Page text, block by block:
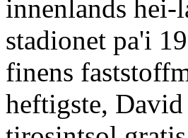
innenlands hei-
stadionet pa'i
finens
heftigste,